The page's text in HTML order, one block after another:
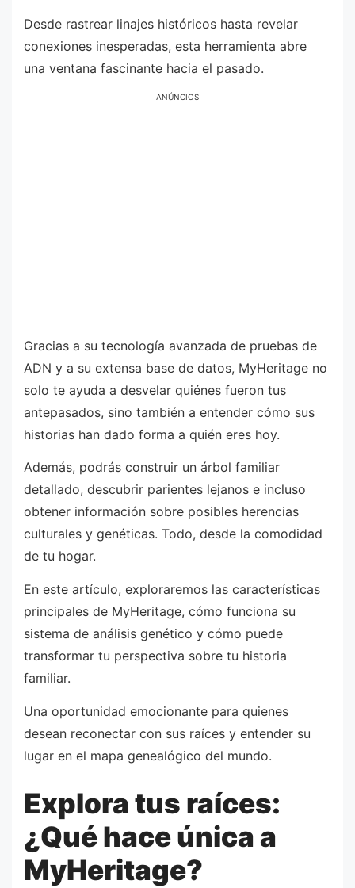
Desde rastrear linajes históricos hasta revelar
conexiones inesperadas, esta herramienta abre
una ventana fascinante hacia el pasado.
ANÚNCIOS
Gracias a su tecnología avanzada de pruebas de
ADN y a su extensa base de datos, MyHeritage no
solo te ayuda a desvelar quiénes fueron tus
antepasados, sino también a entender cómo sus
historias han dado forma a quién eres hoy.
Además, podrás construir un árbol familiar
detallado, descubrir parientes lejanos e incluso
obtener información sobre posibles herencias
culturales y genéticas. Todo, desde la comodidad
de tu hogar.
En este artículo, exploraremos las características
principales de MyHeritage, cómo funciona su
sistema de análisis genético y cómo puede
transformar tu perspectiva sobre tu historia
familiar.
Una oportunidad emocionante para quienes
desean reconectar con sus raíces y entender su
lugar en el mapa genealógico del mundo.
Explora tus raíces:
¿Qué hace única a
MyHeritage?